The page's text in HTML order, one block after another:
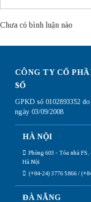
Chưa có bình luận nào
CÔNG TY CỔ
SỐ
GPKD số 0102893352
ngày 03/09/2008
HÀ NỘI
Phòng 603 - Tòa nhà
Hà Nội
(+84-24) 3776 5866 /
ĐÀ NẴNG